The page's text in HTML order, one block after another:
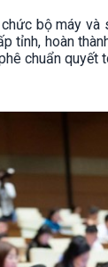
bộ máy và
tỉnh, hoàn
chuẩn quyết